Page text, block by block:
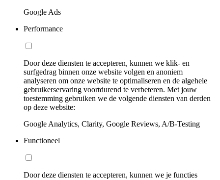
Google Ads
Performance
Door deze diensten te accepteren, kunnen we klik- en
surfgedrag binnen onze website volgen en anoniem
analyseren om onze website te optimaliseren en de algehele
gebruikerservaring voortdurend te verbeteren. Met jouw
toestemming gebruiken we de volgende diensten van derden
op deze website:
Google Analytics, Clarity, Google Reviews, A/B-Testing
Functioneel
Door deze diensten te accepteren, kunnen we je functies